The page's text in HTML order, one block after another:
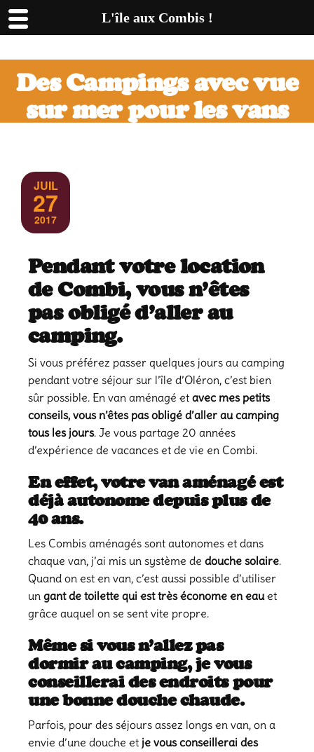
Des Campings avec vue
sur mer pour les vans
JUIL
27
2017
Pendant votre location
de Combi, vous n’êtes
pas obligé d’aller au
camping.
Si vous préférez passer quelques jours au camping
pendant votre séjour sur l’île d’Oléron, c’est bien
sûr possible. En van aménagé et avec mes petits
conseils, vous n’êtes pas obligé d’aller au camping
tous les jours. Je vous partage 20 années
d’expérience de vacances et de vie en Combi.
En effet, votre van aménagé est
déjà autonome depuis plus de
40 ans.
Les Combis aménagés sont autonomes et dans
chaque van, j’ai mis un système de douche solaire.
Quand on est en van, c’est aussi possible d’utiliser
un gant de toilette qui est très économe en eauet
grâce auquel on se sent vite propre.
Même si vous n’allez pas
dormir au camping, je vous
conseillerai des endroits pour
une bonne douche chaude.
Parfois, pour des séjours assez longs en van, on a
envie d’une douche et je vous conseillerai des
L'île aux Combis !